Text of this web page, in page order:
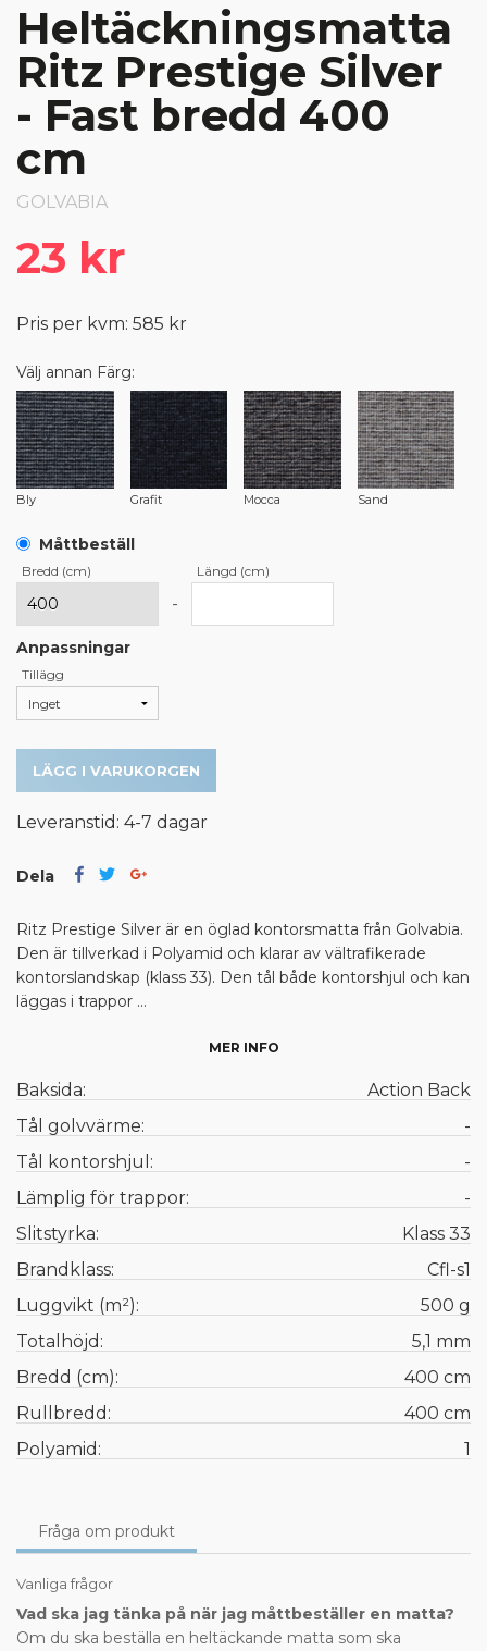
Heltäckningsmatta
Ritz Prestige Silver
- Fast bredd 400
cm
GOLVABIA
23 kr
Pris per kvm: 585 kr
Välj annan Färg:
Bly Grafit Mocca Sand
Måttbeställ
Bredd (cm)
-
Längd (cm)
Anpassningar
Tillägg
LÄGG I VARUKORGEN
Leveranstid: 4-7 dagar
Dela
Ritz Prestige Silver är en öglad kontorsmatta från Golvabia.
Den är tillverkad i Polyamid och klarar av vältrafikerade
kontorslandskap (klass 33). Den tål både kontorshjul och kan
läggas i trappor ...
MER INFO
Baksida:
Action Back
Tål golvvärme:
-
Tål kontorshjul:
-
Lämplig för trappor:
-
Slitstyrka:
Klass 33
Brandklass:
Cfl-s1
Luggvikt (m²):
500 g
Totalhöjd:
5,1 mm
Bredd (cm):
400 cm
Rullbredd:
400 cm
Polyamid:
1
Fråga om produkt
Vanliga frågor
Vad ska jag tänka på när jag måttbeställer en matta?
Om du ska beställa en heltäckande matta som ska